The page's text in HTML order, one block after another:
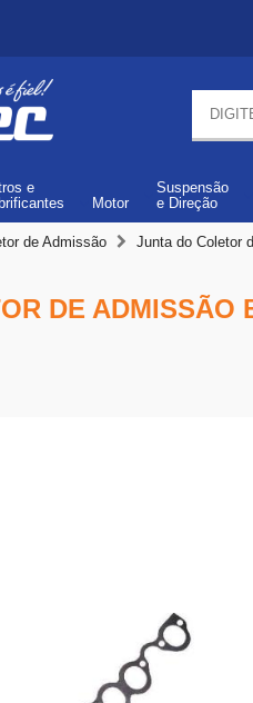
e
Motor
Suspensão
e Direção
de Admissão Junta do Coletor
DE ADMISSÃO